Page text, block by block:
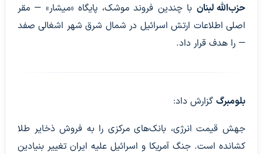
حزب‌الله لبنان با چندین فروند موشک، پایگاه «میشار» — مقر
اصلی اطلاعات ارتش اسرائیل در شمال شرق شهر اشغالی صفد
— را هدف قرار داد.
بلومبرگ گزارش داد:
جهش قیمت انرژی، بانک‌های مرکزی را به فروش ذخایر طلا
کشانده است. جنگ آمریکا و اسرائیل علیه ایران تغییر بنیادین